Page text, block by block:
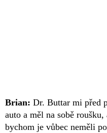
Brian: Dr. Buttar mi před
auto a měl na sobě
bychom je vůbec neměli